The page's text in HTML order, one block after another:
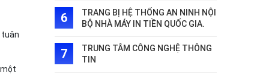
TRANG BỊ HỆ THỐNG AN NINH NỘI
BỘ NHÀ MÁY IN TIỀN QUỐC GIA.
TRUNG TÂM CÔNG NGHỆ THÔNG
TIN